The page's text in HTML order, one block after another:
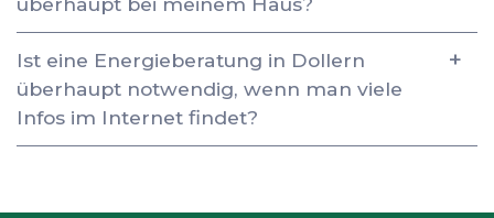
Ist eine Energieberatung in Dollern
überhaupt notwendig, wenn man viele
Infos im Internet findet?